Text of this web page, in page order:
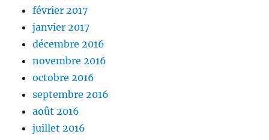
février 2017
janvier 2017
décembre 2016
novembre 2016
octobre 2016
septembre 2016
août 2016
juillet 2016